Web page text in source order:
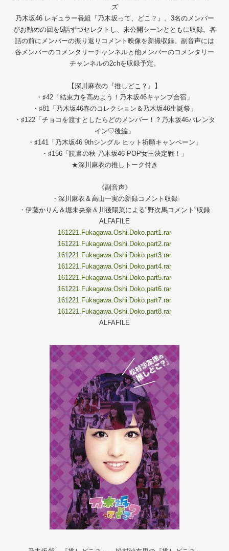
ズ
乃木坂46 レギュラー番組『乃木坂って、どこ？』。3名のメンバー
がお勧めの回を5話ずつセレクトし、未公開シーンとともに収録。各
話の前にメンバーの振り返りコメント映像を新撮収録。副音声には
各メンバーのコメンタリーチャンネルと他メンバーのコメンタリー
チャンネルの2chを収録予定。
【深川麻衣の『推しどこ？』】
・♯42「結束力を高めよう！乃木坂46キャンプ合宿」
・♯81「乃木坂46春のコレクション＆乃木坂46生誕祭」
・♯122「チョコを渡すとしたらどのメンバー！？乃木坂46バレンタ
イン♡後編」
・♯141「乃木坂46 9thシングル ヒット祈願キャンペーン」
・♯156「読書の秋 乃木坂46 POP女王決定戦！」
★深川麻衣の推しトーク付き
《副音声》
・深川麻衣＆高山一実の新録コメント収録
・伊藤かりん＆堀未央奈＆川後陽菜による"野次馬コメント"収録
ALFAFILE
161221.Fukagawa.Oshi.Doko.part1.rar
161221.Fukagawa.Oshi.Doko.part2.rar
161221.Fukagawa.Oshi.Doko.part3.rar
161221.Fukagawa.Oshi.Doko.part4.rar
161221.Fukagawa.Oshi.Doko.part5.rar
161221.Fukagawa.Oshi.Doko.part6.rar
161221.Fukagawa.Oshi.Doko.part7.rar
161221.Fukagawa.Oshi.Doko.part8.rar
ALFAFILE